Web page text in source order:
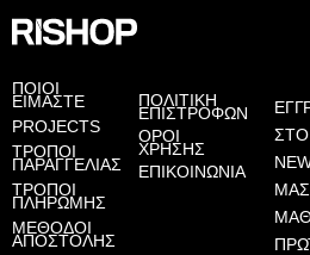
ΠΟΙΟΙ
ΕΙΜΑΣΤΕ
PROJECTS
ΤΡΟΠΟΙ
ΠΑΡΑΓΓΕΛΙΑΣ
ΤΡΟΠΟΙ
ΠΛΗΡΩΜΗΣ
ΜΕΘΟΔΟΙ
ΑΠΟΣΤΟΛΗΣ
ΠΟΛΙΤΙΚΗ
ΕΠΙΣΤΡΟΦΩΝ
ΟΡΟΙ
ΧΡΗΣΗΣ
ΕΠΙΚΟΙΝΩΝΙΑ
ΣΤΟ
ΜΑΣ